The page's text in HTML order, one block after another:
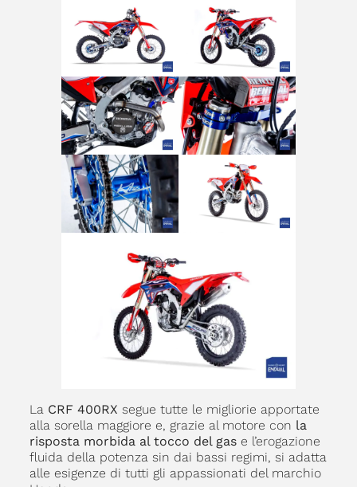
La CRF 400RX segue tutte le migliorie apportate
alla sorella maggiore e, grazie al motore con la
risposta morbida al tocco del gase l’erogazione
fluida della potenza sin dai bassi regimi, si adatta
alle esigenze di tutti gli appassionati del marchio